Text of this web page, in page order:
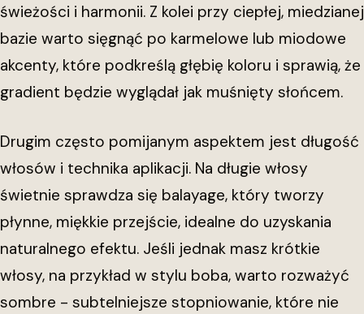
świeżości i harmonii. Z kolei przy ciepłej, miedzianej
bazie warto sięgnąć po karmelowe lub miodowe
akcenty, które podkreślą głębię koloru i sprawią, że
gradient będzie wyglądał jak muśnięty słońcem.
Drugim często pomijanym aspektem jest długość
włosów i technika aplikacji. Na długie włosy
świetnie sprawdza się balayage, który tworzy
płynne, miękkie przejście, idealne do uzyskania
naturalnego efektu. Jeśli jednak masz krótkie
włosy, na przykład w stylu boba, warto rozważyć
sombre - subtelniejsze stopniowanie, które nie